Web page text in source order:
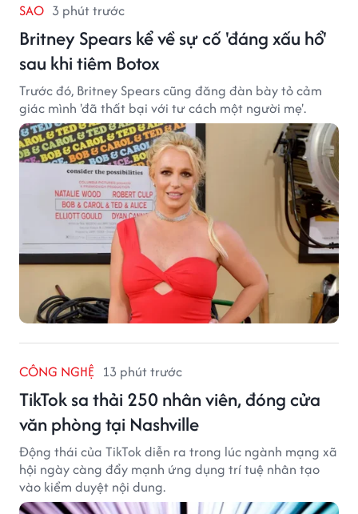
SAO 3 phút trước
Britney Spears kể về sự cố 'đáng xấu hổ'
sau khi tiêm Botox
Trước đó, Britney Spears cũng đăng đàn bày tỏ cảm
giác mình 'đã thất bại với tư cách một người mẹ'.
CÔNG NGHỆ 13 phút trước
TikTok sa thải 250 nhân viên, đóng cửa
văn phòng tại Nashville
Động thái của TikTok diễn ra trong lúc ngành mạng xã
hội ngày càng đẩy mạnh ứng dụng trí tuệ nhân tạo
vào kiểm duyệt nội dung.